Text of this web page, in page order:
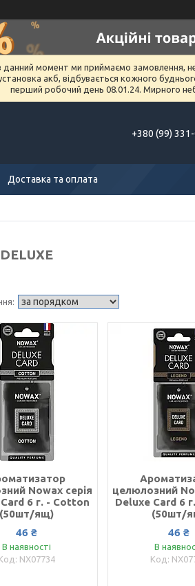
момент ми приймаємо замовлення,
акб, відбувається кожного
перший робочий день 08.01.24. Мирного
+380 (99)
Доставка та оплата
Nowax серія
6 г. - Cotton
(50шт/ящ)
46 ₴
В наявності
NX07734
целюлозний
Deluxe Card 6
(50шт/
46 ₴
В